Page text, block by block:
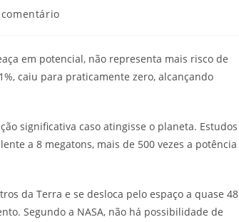
em potencial, não representa mais risco de
caiu para praticamente zero, alcançando
significativa caso atingisse o planeta. Estudos
a 8 megatons, mais de 500 vezes a potência
da Terra e se desloca pelo espaço a quase 48
Segundo a NASA, não há possibilidade de